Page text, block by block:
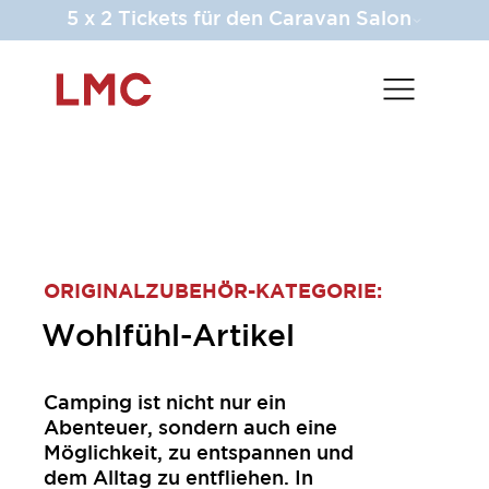
5 x 2 Tickets für den Caravan Salon
ORIGINALZUBEHÖR-KATEGORIE:
Wohlfühl-Artikel
Camping ist nicht nur ein
Abenteuer, sondern auch eine
Möglichkeit, zu entspannen und
dem Alltag zu entfliehen. In